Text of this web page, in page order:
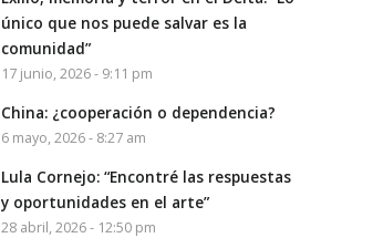
único que nos puede salvar es la
comunidad”
17 junio, 2026 - 9:11 pm
China: ¿cooperación o dependencia?
6 mayo, 2026 - 8:27 am
Lula Cornejo: “Encontré las respuestas
y oportunidades en el arte”
28 abril, 2026 - 12:50 pm